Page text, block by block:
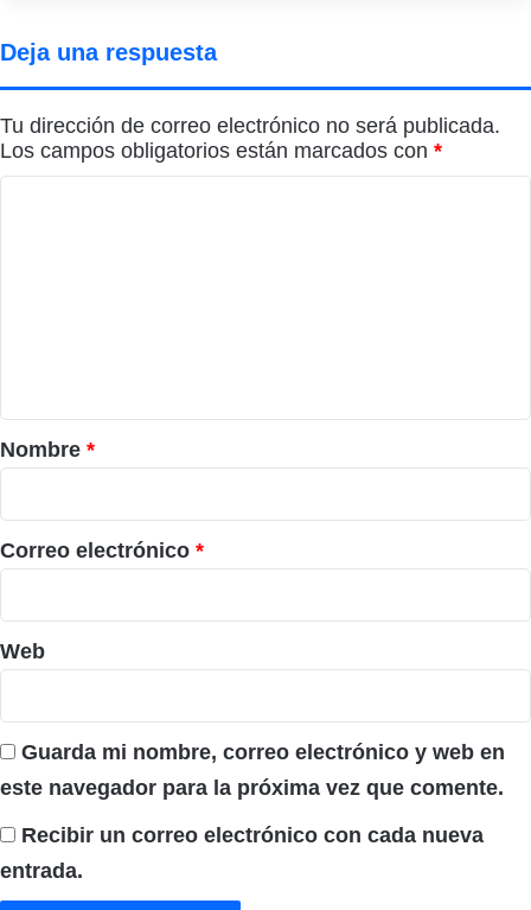
Deja una respuesta
Tu dirección de correo electrónico no será publicada.
Los campos obligatorios están marcados con *
r
i
o
*
Nombre *
Correo electrónico *
Web
Guarda mi nombre, correo electrónico y web en
este navegador para la próxima vez que comente.
Recibir un correo electrónico con cada nueva
entrada.